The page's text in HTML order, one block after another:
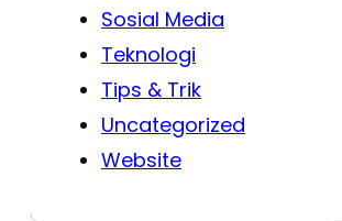
Sosial Media
Teknologi
Tips & Trik
Uncategorized
Website